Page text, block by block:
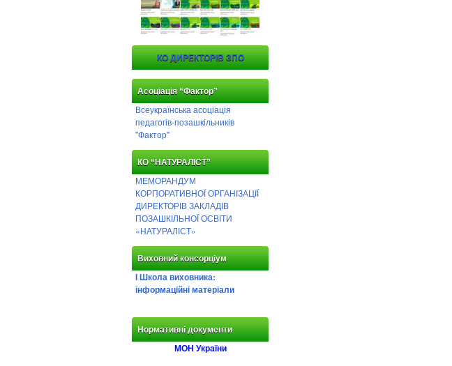
КО ДИРЕКТОРІВ ЗПО
Асоціація “Фактор”
Всеукраїнська асоціація
педагогів-позашкільників
"Фактор"
КО “НАТУРАЛІСТ”
МЕМОРАНДУМ
КОРПОРАТИВНОЇ ОРГАНІЗАЦІЇ
ДИРЕКТОРІВ ЗАКЛАДІВ
ПОЗАШКІЛЬНОЇ ОСВІТИ
«НАТУРАЛІСТ»
Виховний консорціум
І Школа виховника:
інформаційні матеріали
Нормативні документи
МОН України